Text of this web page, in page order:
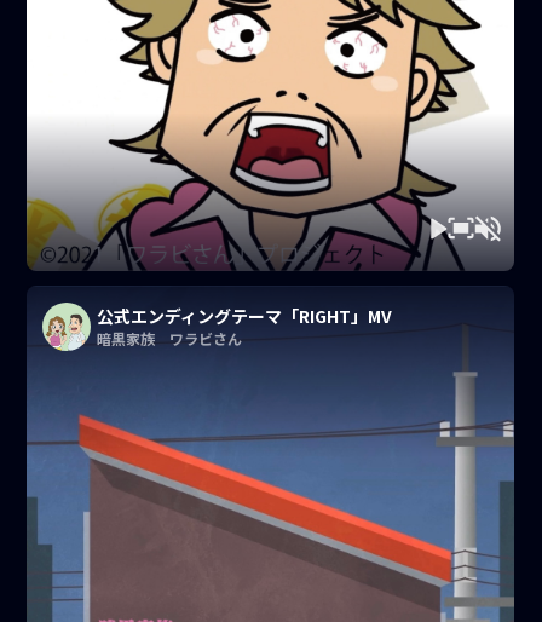
公式エンディングテーマ「RIGHT」MV
暗黒家族 ワラビさん